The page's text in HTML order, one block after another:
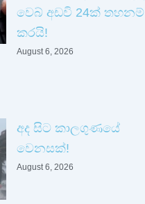
වෙබ් අඩවි 24ක් තහනම්
කරයි!
August 6, 2026
අද සිට කාලගුණයේ
වෙනසක්!
August 6, 2026